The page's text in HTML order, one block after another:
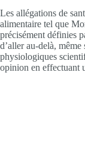
Les allégations de
alimentaire tel que
précisément définies
d’aller au-delà,
physiologiques
opinion en effectuant